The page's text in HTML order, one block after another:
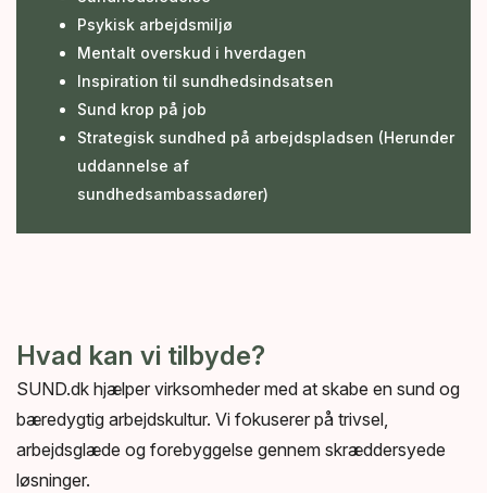
Psykisk arbejdsmiljø
Mentalt overskud i hverdagen
Inspiration til sundhedsindsatsen
Sund krop på job
Strategisk sundhed på arbejdspladsen (Herunder
uddannelse af
sundhedsambassadører)
Hvad kan vi tilbyde?
SUND.dk hjælper virksomheder med at skabe en sund og
bæredygtig arbejdskultur. Vi fokuserer på trivsel,
arbejdsglæde og forebyggelse gennem skræddersyede
løsninger.